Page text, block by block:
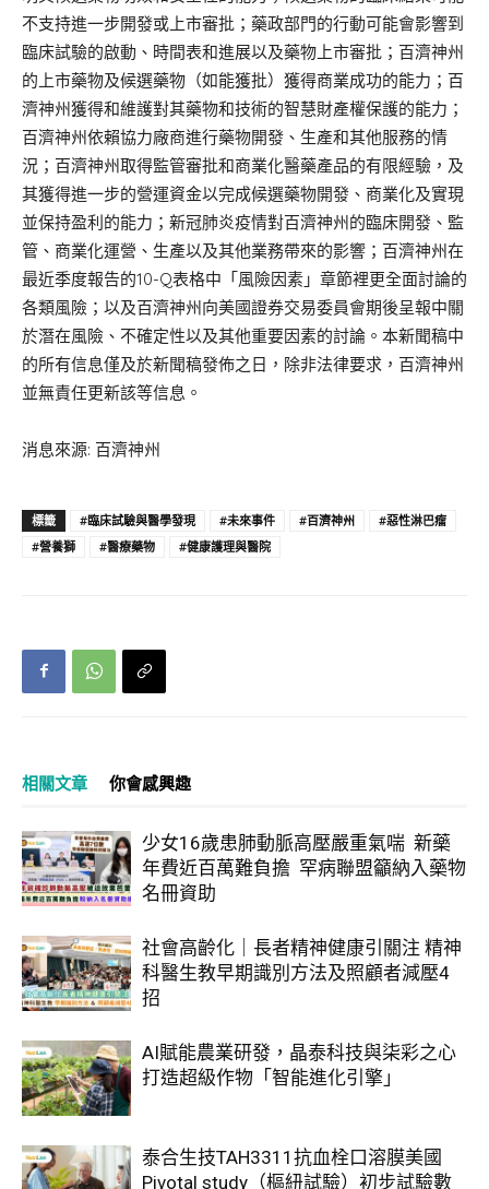
不支持進一步開發或上市審批；藥政部門的行動可能會影響到
臨床試驗的啟動、時間表和進展以及藥物上市審批；百濟神州
的上市藥物及候選藥物（如能獲批）獲得商業成功的能力；百
濟神州獲得和維護對其藥物和技術的智慧財產權保護的能力；
百濟神州依賴協力廠商進行藥物開發、生產和其他服務的情
況；百濟神州取得監管審批和商業化醫藥產品的有限經驗，及
其獲得進一步的營運資金以完成候選藥物開發、商業化及實現
並保持盈利的能力；新冠肺炎疫情對百濟神州的臨床開發、監
管、商業化運營、生產以及其他業務帶來的影響；百濟神州在
最近季度報告的10-Q表格中「風險因素」章節裡更全面討論的
各類風險；以及百濟神州向美國證券交易委員會期後呈報中關
於潛在風險、不確定性以及其他重要因素的討論。本新聞稿中
的所有信息僅及於新聞稿發佈之日，除非法律要求，百濟神州
並無責任更新該等信息。
消息來源: 百濟神州
標籤 #臨床試驗與醫學發現 #未來事件 #百濟神州
#惡性淋巴瘤
#營養獅
#醫療藥物 #健康護理與醫院
相關文章 你會感興趣
少女16歲患肺動脈高壓嚴重氣喘 新藥
年費近百萬難負擔 罕病聯盟籲納入藥物
名冊資助
社會高齡化｜長者精神健康引關注 精神
科醫生教早期識別方法及照顧者減壓4
招
AI賦能農業研發，晶泰科技與柒彩之心
打造超級作物「智能進化引擎」
泰合生技TAH3311抗血栓口溶膜美國
Pivotal study（樞紐試驗）初步試驗數